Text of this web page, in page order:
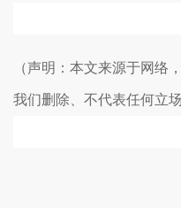
（声明：本文来源于网络
我们删除、不代表任何立